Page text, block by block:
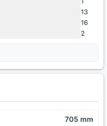
13
16
2
705 mm